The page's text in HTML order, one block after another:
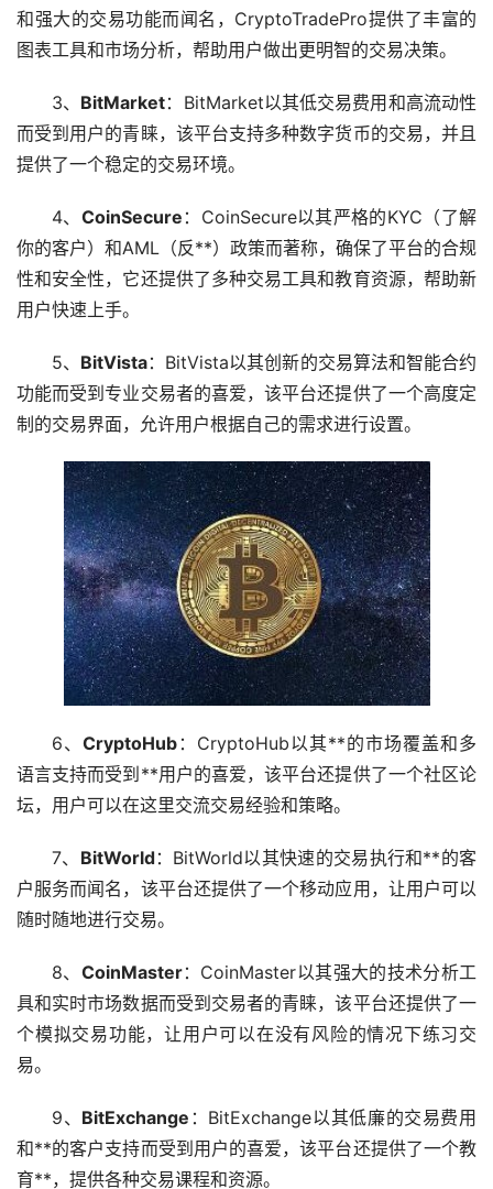
和强大的交易功能而闻名，CryptoTradePro提供了丰富的
图表工具和市场分析，帮助用户做出更明智的交易决策。
3、 BitMarket：BitMarket以其低交易费用和高流动性
而受到用户的青睐，该平台支持多种数字货币的交易，并且
提供了一个稳定的交易环境。
4、 CoinSecure ：CoinSecure以其严格的KYC（了解
你的客户）和AML（反**）政策而著称，确保了平台的合规
性和安全性，它还提供了多种交易工具和教育资源，帮助新
用户快速上手。
5、 BitVista：BitVista以其创新的交易算法和智能合约
功能而受到专业交易者的喜爱，该平台还提供了一个高度定
制的交易界面，允许用户根据自己的需求进行设置。
6、 CryptoHub ：CryptoHub以其**的市场覆盖和多
语言支持而受到**用户的喜爱，该平台还提供了一个社区论
坛，用户可以在这里交流交易经验和策略。
7、 BitWorld：BitWorld以其快速的交易执行和**的客
户服务而闻名，该平台还提供了一个移动应用，让用户可以
随时随地进行交易。
8、 CoinMaster：CoinMaster以其强大的技术分析工
具和实时市场数据而受到交易者的青睐，该平台还提供了一
个模拟交易功能，让用户可以在没有风险的情况下练习交
易。
9、 BitExchange ：BitExchange以其低廉的交易费用
和**的客户支持而受到用户的喜爱，该平台还提供了一个教
育**，提供各种交易课程和资源。